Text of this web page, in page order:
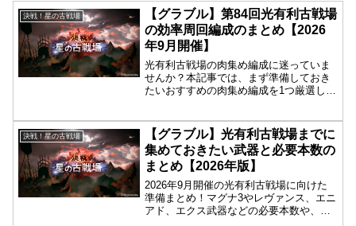
決戦！星の古戦場
【グラブル】第84回光有利古戦場
の効率周回編成のまとめ【2026
年9月開催】
光有利古戦場の肉集め編成に迷っていま
せんか？本記事では、まず準備しておき
たいおすすめの肉集め編成を1つ厳選して
きます。まずはここから準備を始めまし
ょう！
決戦！星の古戦場
【グラブル】光有利古戦場までに
集めておきたい武器と必要本数の
まとめ【2026年版】
2026年9月開催の光有利古戦場に向けた
準備まとめ！マグナ3やレヴァンス、エニ
アド、エクス武器などの必要本数や、十